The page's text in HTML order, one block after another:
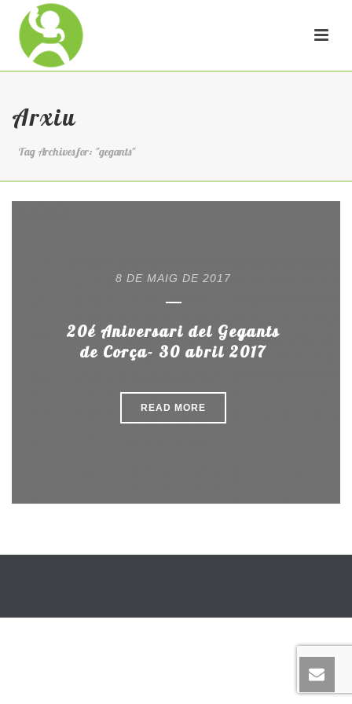
Arxiu
Tag Archives for: "gegants"
8 DE MAIG DE 2017
20é Aniversari del Gegants
de Corça- 30 abril 2017
READ MORE